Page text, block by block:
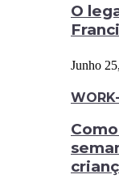
O
Junho